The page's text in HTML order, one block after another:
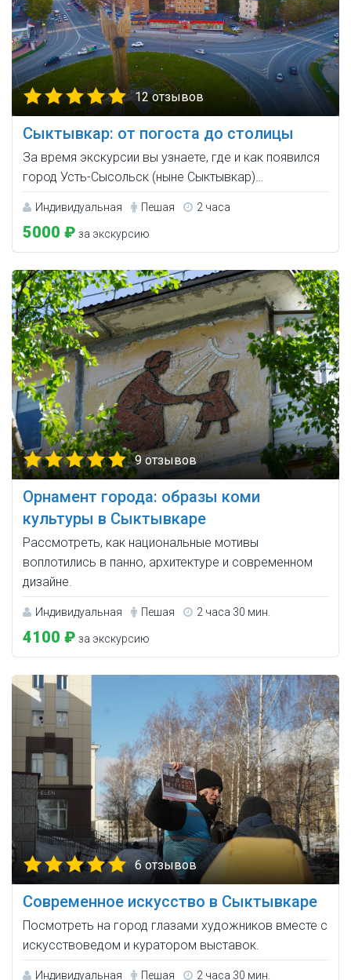
12 отзывов
Сыктывкар: от погоста до столицы
За время экскурсии вы узнаете, где и как появился
город Усть-Сысольск (ныне Сыктывкар)…
Индивидуальная Пешая 2 часа
5000 ₽ за экскурсию
9 отзывов
Орнамент города: образы коми
культуры в Сыктывкаре
Рассмотреть, как национальные мотивы
воплотились в панно, архитектуре и современном
дизайне.
Индивидуальная Пешая 2 часа 30 мин.
4100 ₽ за экскурсию
6 отзывов
Современное искусство в Сыктывкаре
Посмотреть на город глазами художников вместе с
искусствоведом и куратором выставок.
Индивидуальная Пешая 2 часа 30 мин.